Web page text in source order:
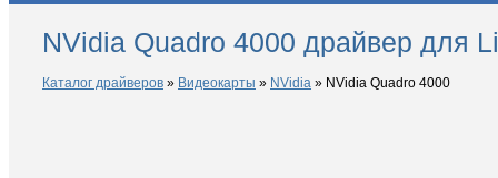
NVidia Quadro 4000 драйвер для
Каталог драйверов » Видеокарты » NVidia » NVidia Quadro 4000